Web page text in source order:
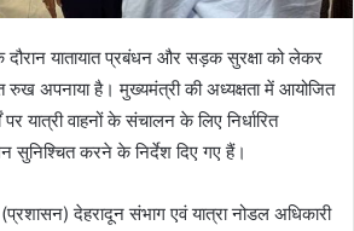
दौरान यातायात प्रबंधन और सड़क सुरक्षा को लेकर
अपनाया है। मुख्यमंत्री की अध्यक्षता में आयोजित
पर यात्री वाहनों के संचालन के लिए निर्धारित
सुनिश्चित करने के निर्देश दिए गए हैं।
देहरादून संभाग एवं यात्रा नोडल अधिकारी